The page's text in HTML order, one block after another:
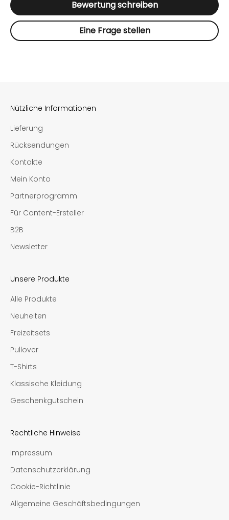
Körpergröße beträgt 190 cm.
Bewertung schreiben
Eine Frage stellen
Nützliche Informationen
Lieferung
Rücksendungen
Kontakte
Mein Konto
Partnerprogramm
Für Content-Ersteller
B2B
Newsletter
Unsere Produkte
Alle Produkte
Neuheiten
Freizeitsets
Pullover
T-Shirts
Klassische Kleidung
Geschenkgutschein
Rechtliche Hinweise
Impressum
Datenschutzerklärung
Cookie-Richtlinie
Allgemeine Geschäftsbedingungen